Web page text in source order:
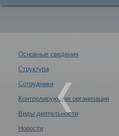
VII Всероссийский съезд судебных
Основные сведения
Структура
Сотрудники
Контролирующая организация
Виды деятельности
Новости